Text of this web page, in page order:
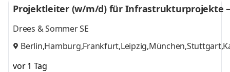
Projektleiter (w/m/d) für Infrastrukturprojekte –
Drees & Sommer SE
vor 1 Tag